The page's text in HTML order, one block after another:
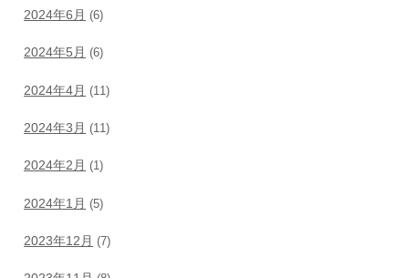
2024年6月 (6)
2024年5月 (6)
2024年4月 (11)
2024年3月 (11)
2024年2月 (1)
2024年1月 (5)
2023年12月 (7)